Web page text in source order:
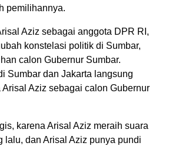
pemilihannya.
Aziz sebagai anggota DPR RI,
konstelasi politik di Sumbar,
calon Gubernur Sumbar.
Sumbar dan Jakarta langsung
Aziz sebagai calon Gubernur
karena Arisal Aziz meraih suara
lalu, dan Arisal Aziz punya pundi